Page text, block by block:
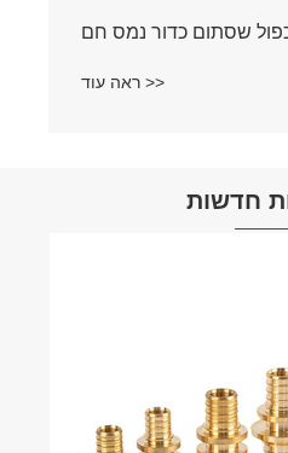
כפול שסתום כדור נמס חם
ראה עוד >>
חדשות